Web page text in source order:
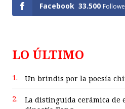
Facebook 33.500
LO ÚLTIMO
1. Un brindis por la poesía
2.
La distinguida cerámica de